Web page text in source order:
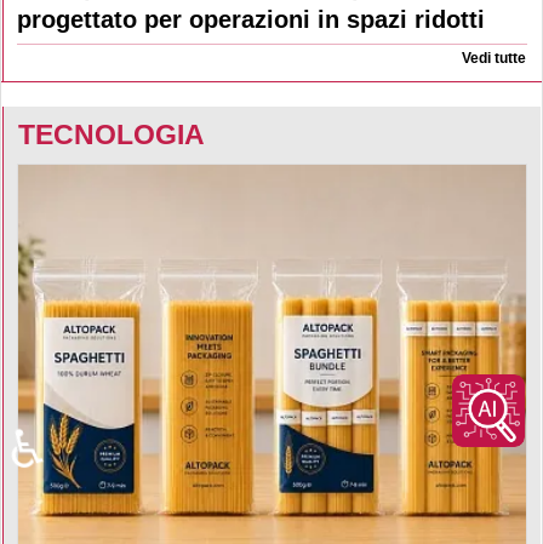
progettato per operazioni in spazi ridotti
Vedi tutte
TECNOLOGIA